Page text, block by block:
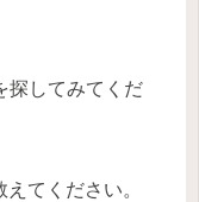
探してみてくだ
てください。